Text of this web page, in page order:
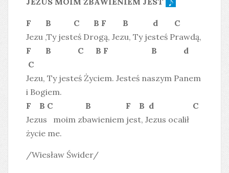
F B C B F B d C
Jezu ,Ty jesteś Drogą, Jezu, Ty jesteś Prawdą,
F B C B F B d
C
Jezu, Ty jesteś Życiem. Jesteś naszym Panem
i Bogiem.
F B C B F B d C
Jezus moim zbawieniem jest, Jezus ocalił
życie me.
/Wiesław Świder/